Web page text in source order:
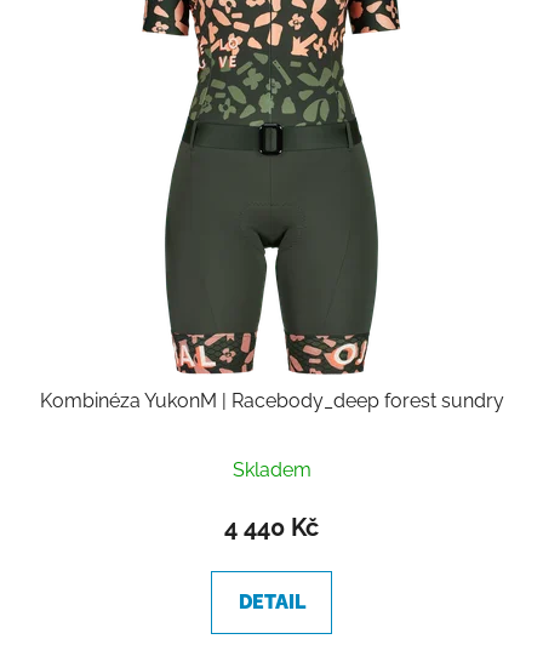
Kombinéza YukonM | Racebody_deep forest sundry
Skladem
4 440 Kč
DETAIL